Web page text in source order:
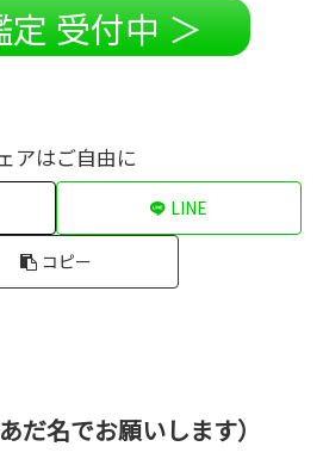
定 受付中 ＞
アはご自由に
LINE
コピー
だ名でお願いします）